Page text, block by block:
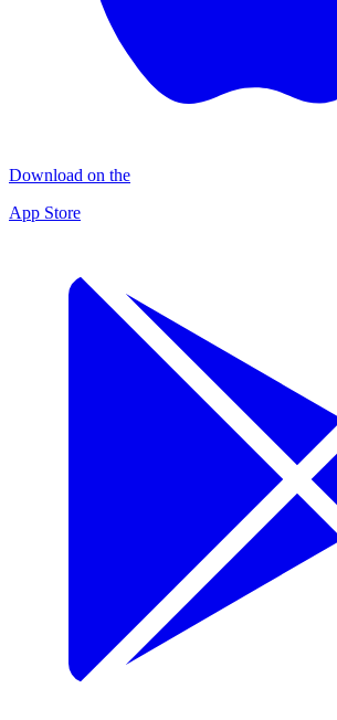
Download on the
App Store